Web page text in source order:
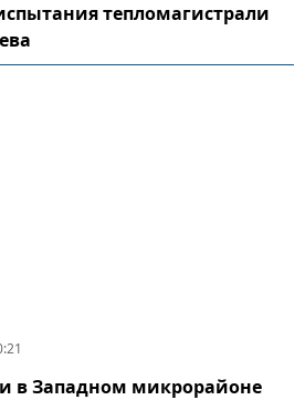
тепломагистрали
в Западном микрорайоне